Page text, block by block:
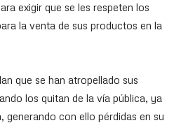
exigir que se les respeten los
la venta de sus productos en la
que se han atropellado sus
los quitan de la vía pública, ya
generando con ello pérdidas en su